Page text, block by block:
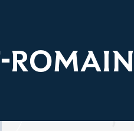
ROMAIN